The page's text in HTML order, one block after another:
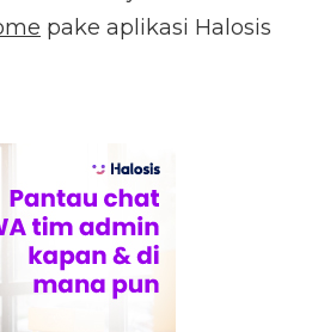
pake aplikasi Halosis